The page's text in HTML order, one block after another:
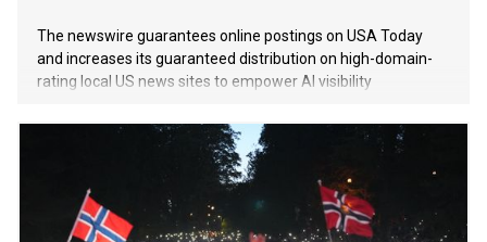
The newswire guarantees online postings on USA Today
and increases its guaranteed distribution on high-domain-
rating local US news sites to empower AI visibility